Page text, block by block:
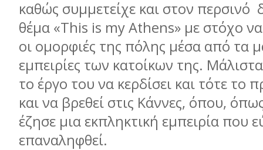
καθώς συμμετείχε και στον περσινό
θέμα «This is my Athens» με στόχο
οι ομορφιές της πόλης μέσα από τα
εμπειρίες των κατοίκων της.
το έργο του να κερδίσει και τότε το
και να βρεθεί στις Κάννες, όπου,
έζησε μια εκπληκτική εμπειρία που
επαναληφθεί.